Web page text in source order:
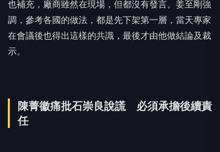
也補充，廠商雖然在現場，但都沒有發言。姜至剛強
調，參考各國的做法，都是先下架第一層，當天專家
在會議後也得出這樣的共識，最後才由他做結論及裁
示。
陳菁徽痛批石崇良說謊 必須承擔後續責
任